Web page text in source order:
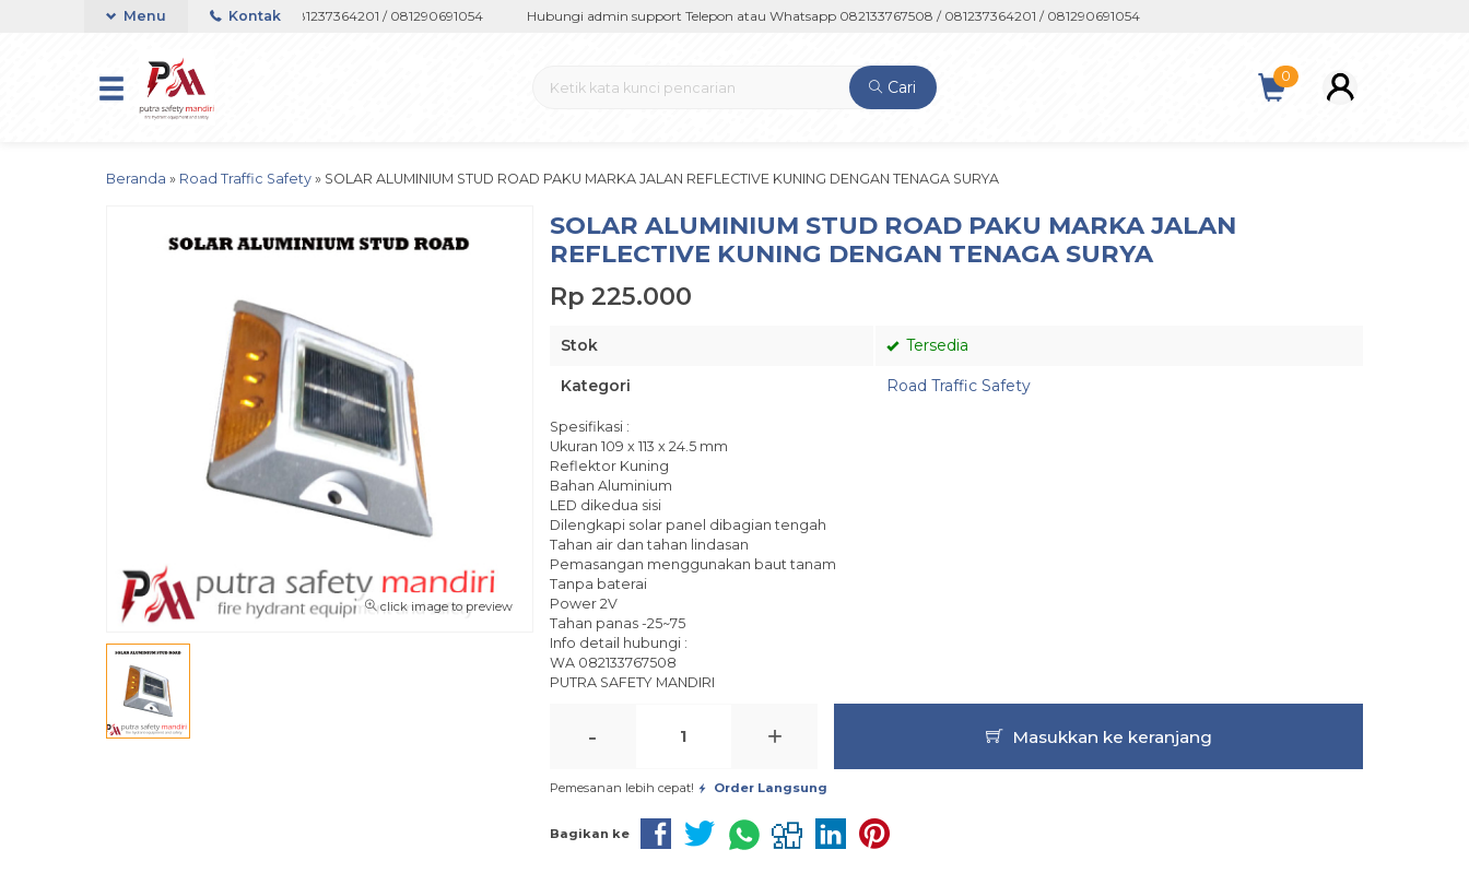
atau Whatsapp 082133767508 / 081237364201 / 081290691054 Hubungi admin support Telepon atau Whatsapp 082133767508 / 081237364201 / 081290691054
Menu Kontak
Cari
0
Beranda » Road Traffic Safety » SOLAR ALUMINIUM STUD ROAD PAKU MARKA JALAN REFLECTIVE KUNING DENGAN TENAGA SURYA
click image to preview
SOLAR ALUMINIUM STUD ROAD PAKU MARKA JALAN
REFLECTIVE KUNING DENGAN TENAGA SURYA
Rp 225.000
Stok Tersedia
Kategori Road Traffic Safety
Spesifikasi :
Ukuran 109 x 113 x 24.5 mm
Reflektor Kuning
Bahan Aluminium
LED dikedua sisi
Dilengkapi solar panel dibagian tengah
Tahan air dan tahan lindasan
Pemasangan menggunakan baut tanam
Tanpa baterai
Power 2V
Tahan panas -25~75
Info detail hubungi :
WA 082133767508
PUTRA SAFETY MANDIRI
- + Masukkan ke keranjang
Pemesanan lebih cepat! Order Langsung
Bagikan ke